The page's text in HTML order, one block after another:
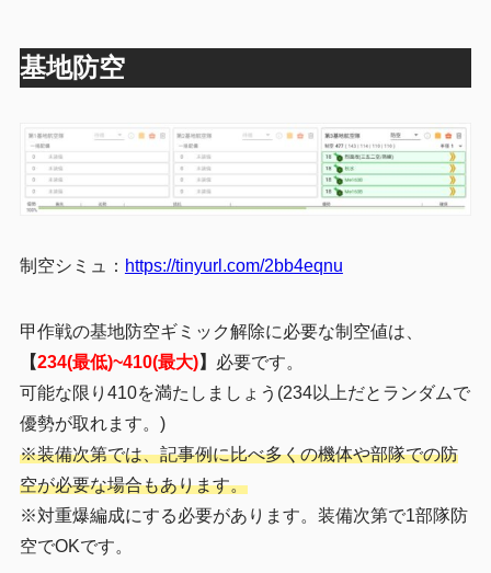
基地防空
制空シミュ： https://tinyurl.com/2bb4eqnu
甲作戦の基地防空ギミック解除に必要な制空値は、
【234(最低)~410(最大)】 必要です。
可能な限り410を満たしましょう(234以上だとランダムで
優勢が取れます。)
※装備次第では、記事例に比べ多くの機体や部隊での防
空が必要な場合もあります。
※対重爆編成にする必要があります。装備次第で1部隊防
空でOKです。